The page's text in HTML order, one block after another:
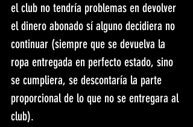
el club no tendría problemas en devolver
el dinero abonado sí alguno decidiera no
continuar (siempre que se devuelva la
ropa entregada en perfecto estado, sino
se cumpliera, se descontaría la parte
proporcional de lo que no se entregara al
club).